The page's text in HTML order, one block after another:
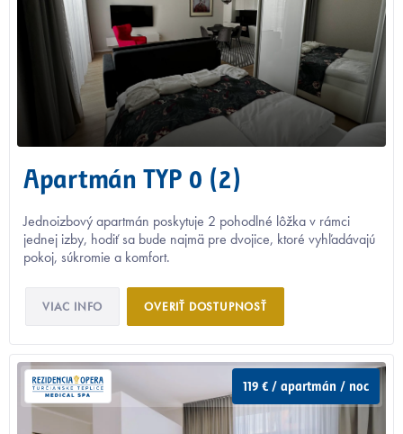
Apartmán TYP 0 (2)
Jednoizbový apartmán poskytuje 2 pohodlné lôžka v rámci
jednej izby, hodiť sa bude najmä pre dvojice, ktoré vyhľadávajú
pokoj, súkromie a komfort.
VIAC INFO OVERIŤ DOSTUPNOSŤ
119 € / apartmán / noc